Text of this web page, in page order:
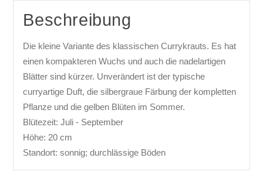
Beschreibung
Die kleine Variante des klassischen Currykrauts. Es hat
einen kompakteren Wuchs und auch die nadelartigen
Blätter sind kürzer. Unverändert ist der typische
curryartige Duft, die silbergraue Färbung der kompletten
Pflanze und die gelben Blüten im Sommer.
Blütezeit: Juli - September
Höhe: 20 cm
Standort: sonnig; durchlässige Böden